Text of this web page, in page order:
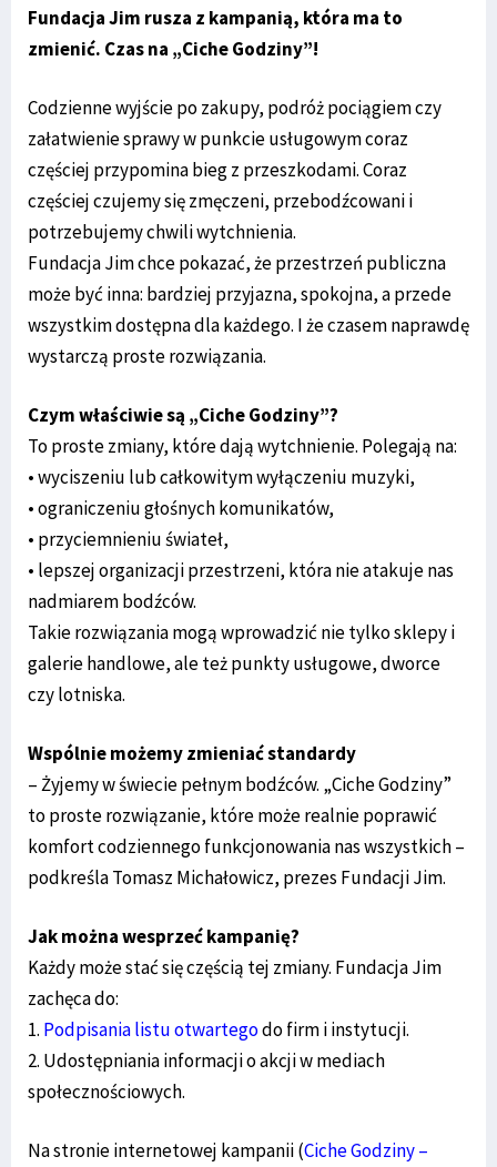
Fundacja Jim rusza z kampanią, która ma to
zmienić. Czas na „Ciche Godziny”!
Codzienne wyjście po zakupy, podróż pociągiem czy
załatwienie sprawy w punkcie usługowym coraz
częściej przypomina bieg z przeszkodami. Coraz
częściej czujemy się zmęczeni, przebodźcowani i
potrzebujemy chwili wytchnienia.
Fundacja Jim chce pokazać, że przestrzeń publiczna
może być inna: bardziej przyjazna, spokojna, a przede
wszystkim dostępna dla każdego. I że czasem naprawdę
wystarczą proste rozwiązania.
Czym właściwie są „Ciche Godziny”?
To proste zmiany, które dają wytchnienie. Polegają na:
• wyciszeniu lub całkowitym wyłączeniu muzyki,
• ograniczeniu głośnych komunikatów,
• przyciemnieniu świateł,
• lepszej organizacji przestrzeni, która nie atakuje nas
nadmiarem bodźców.
Takie rozwiązania mogą wprowadzić nie tylko sklepy i
galerie handlowe, ale też punkty usługowe, dworce
czy lotniska.
Wspólnie możemy zmieniać standardy
– Żyjemy w świecie pełnym bodźców. „Ciche Godziny”
to proste rozwiązanie, które może realnie poprawić
komfort codziennego funkcjonowania nas wszystkich –
podkreśla Tomasz Michałowicz, prezes Fundacji Jim.
Jak można wesprzeć kampanię?
Każdy może stać się częścią tej zmiany. Fundacja Jim
zachęca do:
1. Podpisania listu otwartegodo firm i instytucji.
2. Udostępniania informacji o akcji w mediach
społecznościowych.
Na stronie internetowej kampanii (Ciche Godziny –